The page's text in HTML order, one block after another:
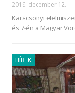
2019. december 12.
Karácsonyi
és 7-én a Magyar
HÍREK